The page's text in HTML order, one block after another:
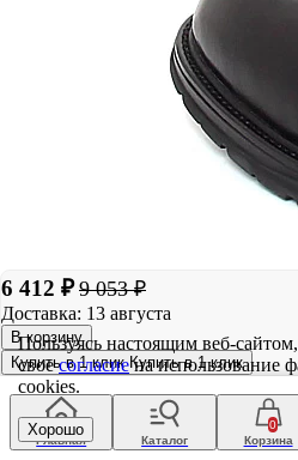
6 412 ₽ 9 053 ₽
Доставка: 13 августа
В корзину
Купить в 1 клик Купить в 1 клик
Главная Каталог
0
Корзина
Пользуясь настоящим веб-
своесогласиена использование
cookies.
Хорошо